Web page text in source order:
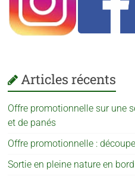
Articles récents
Offre promotionnelle sur une
et de panés
Offre promotionnelle :
Sortie en pleine nature en